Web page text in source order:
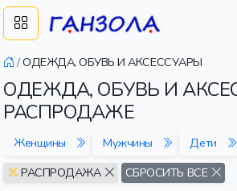
/ОДЕЖДА, ОБУВЬ И АКСЕССУАРЫ
ОДЕЖДА, ОБУВЬ И
РАСПРОДАЖЕ
Женщины Мужчины Дети
РАСПРОДАЖА
СБРОСИТЬ ВСЕ